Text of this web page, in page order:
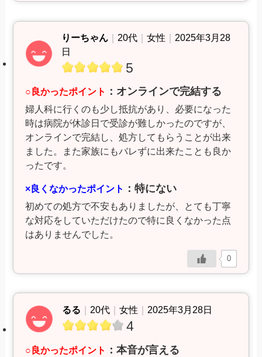
りーちゃん ｜ 20代 ｜女性 ｜ 2025年3月28
日
5
○良かったポイント ：オンラインで完結する
婦人科に行くのも少し抵抗があり、必要になった
時は病院が休診日で受診が難しかったのですが、
オンラインで完結し、処方してもらうことが出来
ました。また家族にもバレずに出来たことも良か
ったです。
×良くなかったポイント ：特にない
初めての処方で不安もありましたが、とても丁寧
な対応をしていただけたので特に良くなかった点
はありませんでした。
0
るる ｜ 20代 ｜女性 ｜ 2025年3月28日
4
○良かったポイント ：本音が言える